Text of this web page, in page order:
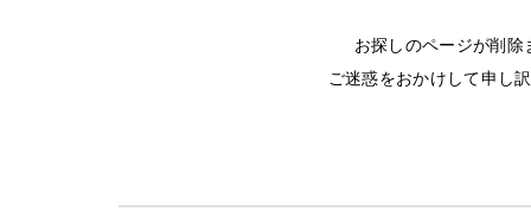
お探しのページが削
ご迷惑をおかけして申し